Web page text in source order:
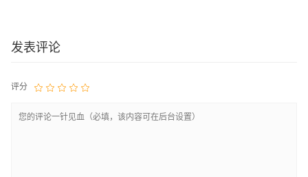
发表评论
评分